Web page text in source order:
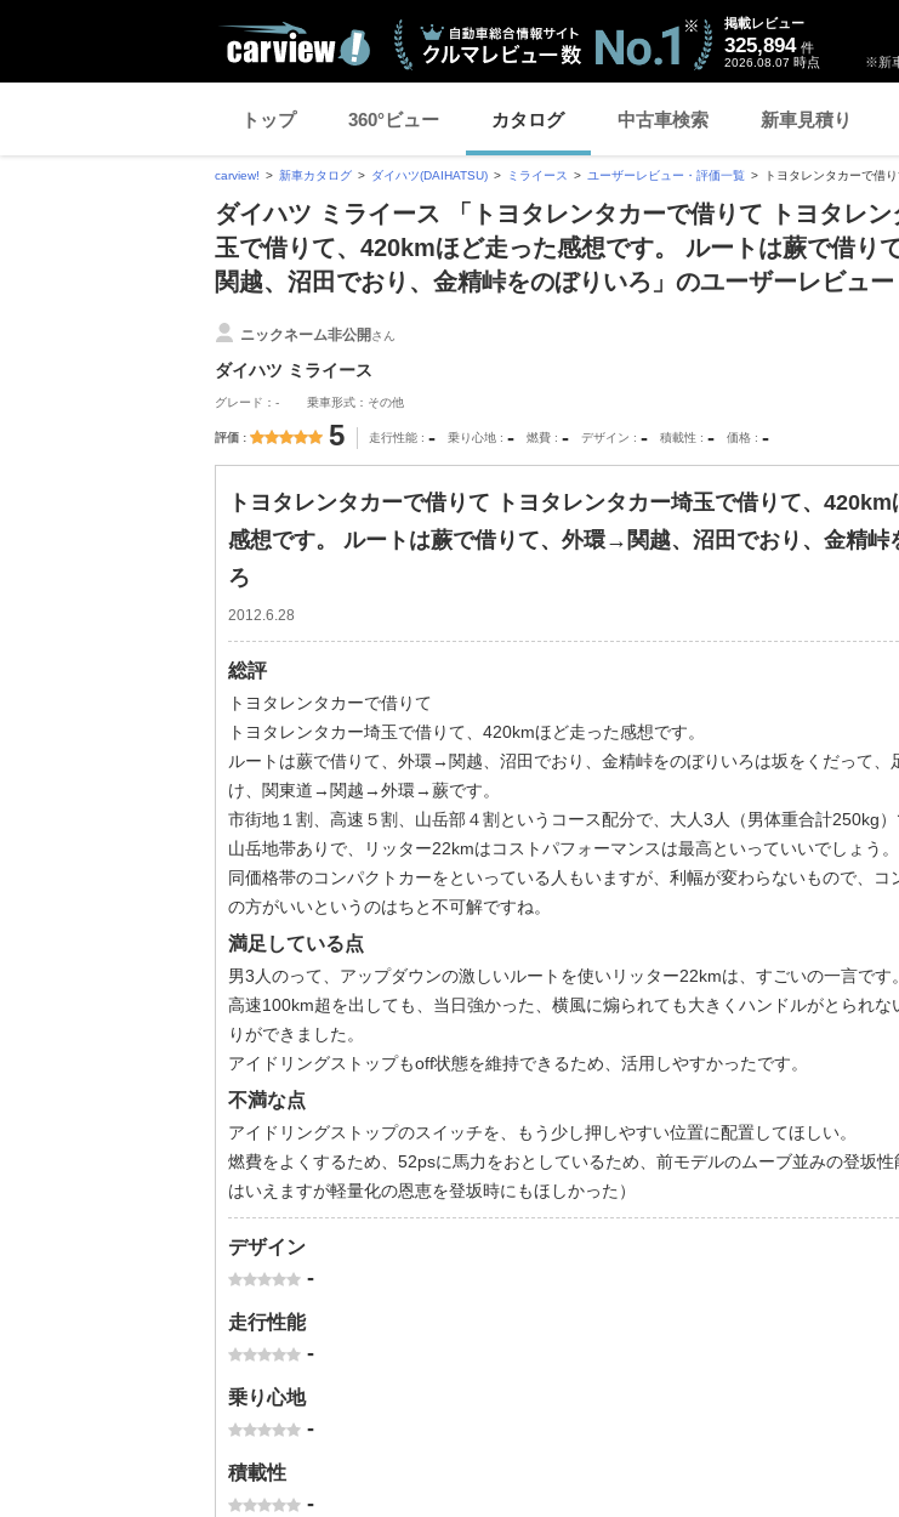
※新
掲載レビュー
325,894 件
2026.08.07 時点
トップ 360°ビュー カタログ 中古車検索 新車見積り
carview! 新車カタログ ダイハツ(DAIHATSU) ミライース ユーザーレビュー・評価一覧 トヨタレンタカーで借
ダイハツ ミライース 「トヨタレンタカーで借りて トヨタレン
玉で借りて、420kmほど走った感想です。 ルートは蕨で借り
関越、沼田でおり、金精峠をのぼりいろ」のユーザーレビュー
ニックネーム非公開さん
ダイハツ ミライース
グレード：- 乗車形式：その他
評価 5 走行性能 - 乗り心地 - 燃費 - デザイン - 積載性 - 価格 -
トヨタレンタカーで借りて トヨタレンタカー埼玉で借りて、420km
感想です。 ルートは蕨で借りて、外環→関越、沼田でおり、金精峠
ろ
2012.6.28
総評
トヨタレンタカーで借りて
トヨタレンタカー埼玉で借りて、420kmほど走った感想です。
ルートは蕨で借りて、外環→関越、沼田でおり、金精峠をのぼりいろは坂をくだって、
け、関東道→関越→外環→蕨です。
市街地１割、高速５割、山岳部４割というコース配分で、大人3人（男体重合計250kg）
山岳地帯ありで、リッター22kmはコストパフォーマンスは最高といっていいでしょう。
同価格帯のコンパクトカーをといっている人もいますが、利幅が変わらないもので、コ
の方がいいというのはちと不可解ですね。
満足している点
男3人のって、アップダウンの激しいルートを使いリッター22kmは、すごいの一言です。
高速100km超を出しても、当日強かった、横風に煽られても大きくハンドルがとられな
りができました。
アイドリングストップもoff状態を維持できるため、活用しやすかったです。
不満な点
アイドリングストップのスイッチを、もう少し押しやすい位置に配置してほしい。
燃費をよくするため、52psに馬力をおとしているため、前モデルのムーブ並みの登坂性
はいえますが軽量化の恩恵を登坂時にもほしかった）
デザイン
-
走行性能
-
乗り心地
-
積載性
-